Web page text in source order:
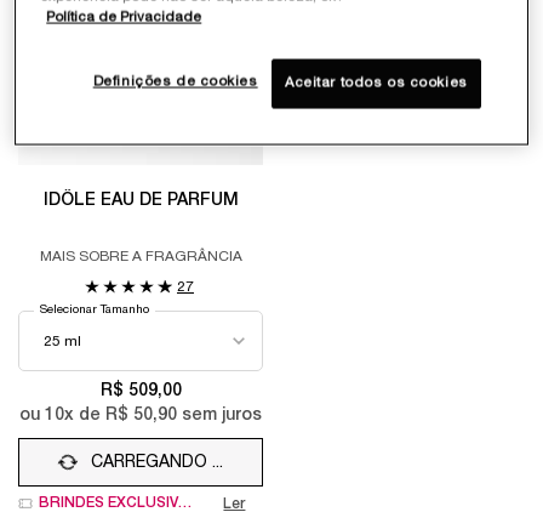
IDÔLE EAU DE PARFUM
MAIS SOBRE A FRAGRÂNCIA
27
Selecionar Tamanho
R$ 509,00
ou 10x de R$ 50,90 sem juros
CARREGANDO ...
BRINDES EXCLUSIVOS
Ler
Política de Privacidade
Definições de cookies Aceitar todos os cookies